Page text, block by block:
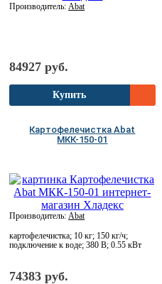
Производитель:Abat
84927 руб.
Купить
Картофелечистка Abat
МКК-150-01
Производитель:Abat
картофелечистка; 10 кг; 150 кг/ч;
подключение к воде; 380 В; 0.55 кВт
74383 руб.